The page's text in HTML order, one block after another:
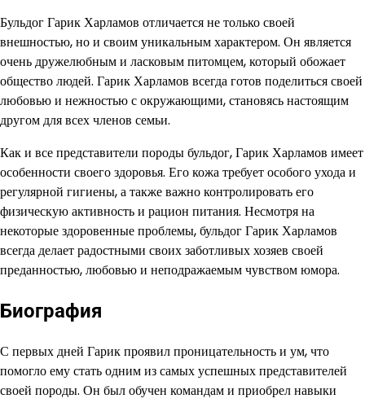
Бульдог Гарик Харламов отличается не только своей
внешностью, но и своим уникальным характером. Он является
очень дружелюбным и ласковым питомцем, который обожает
общество людей. Гарик Харламов всегда готов поделиться своей
любовью и нежностью с окружающими, становясь настоящим
другом для всех членов семьи.
Как и все представители породы бульдог, Гарик Харламов имеет
особенности своего здоровья. Его кожа требует особого ухода и
регулярной гигиены, а также важно контролировать его
физическую активность и рацион питания. Несмотря на
некоторые здоровенные проблемы, бульдог Гарик Харламов
всегда делает радостными своих заботливых хозяев своей
преданностью, любовью и неподражаемым чувством юмора.
Биография
С первых дней Гарик проявил проницательность и ум, что
помогло ему стать одним из самых успешных представителей
своей породы. Он был обучен командам и приобрел навыки